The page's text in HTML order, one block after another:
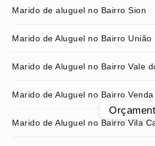
Marido de aluguel no Bairro Sion
Marido de Aluguel no Bairro União
Marido de Aluguel no Bairro Vale
Marido de Aluguel no Bairro Venda
Marido de Aluguel no Bairro Vila